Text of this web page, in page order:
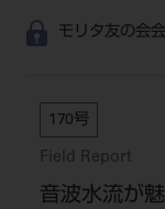
モリタ友の会
170号
Field Report
音波水流が